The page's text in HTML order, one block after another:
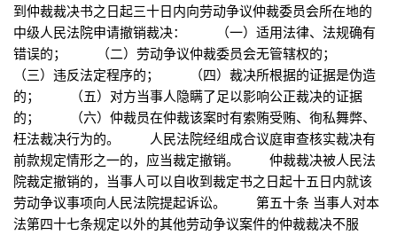
到仲裁裁决书之日起三十日内向劳动争议仲裁委员会所在地的
中级人民法院申请撤销裁决： （一）适用法律、法规确有
错误的； （二）劳动争议仲裁委员会无管辖权的；
（三）违反法定程序的； （四）裁决所根据的证据是伪造
的； （五）对方当事人隐瞒了足以影响公正裁决的证据
的； （六）仲裁员在仲裁该案时有索贿受贿、徇私舞弊、
枉法裁决行为的。 人民法院经组成合议庭审查核实裁决有
前款规定情形之一的，应当裁定撤销。 仲裁裁决被人民法
院裁定撤销的，当事人可以自收到裁定书之日起十五日内就该
劳动争议事项向人民法院提起诉讼。 第五十条 当事人对本
法第四十七条规定以外的其他劳动争议案件的仲裁裁决不服